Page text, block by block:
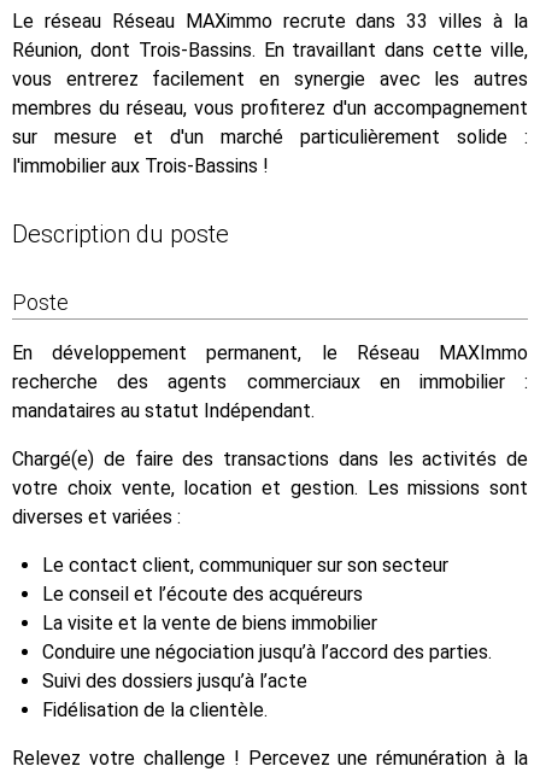
Le réseau Réseau MAXimmo recrute dans 33 villes à la
Réunion, dont Trois-Bassins. En travaillant dans cette ville,
vous entrerez facilement en synergie avec les autres
membres du réseau, vous profiterez d'un accompagnement
sur mesure et d'un marché particulièrement solide :
l'immobilier aux Trois-Bassins !
Description du poste
Poste
En développement permanent, le Réseau MAXImmo
recherche des agents commerciaux en immobilier :
mandataires au statut Indépendant.
Chargé(e) de faire des transactions dans les activités de
votre choix vente, location et gestion. Les missions sont
diverses et variées :
Le contact client, communiquer sur son secteur
Le conseil et l’écoute des acquéreurs
La visite et la vente de biens immobilier
Conduire une négociation jusqu’à l’accord des parties.
Suivi des dossiers jusqu’à l’acte
Fidélisation de la clientèle.
Relevez votre challenge ! Percevez une rémunération à la